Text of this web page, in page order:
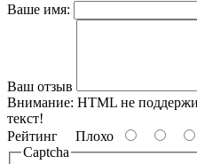
Ваше имя:
Ваш отзыв
Внимание: HTML не
текст!
Рейтинг Плохо
Captcha